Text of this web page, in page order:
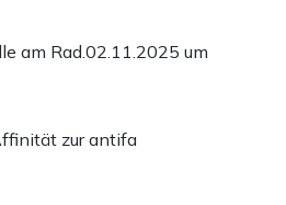
am Rad. 02.11.2025 um
zur antifa